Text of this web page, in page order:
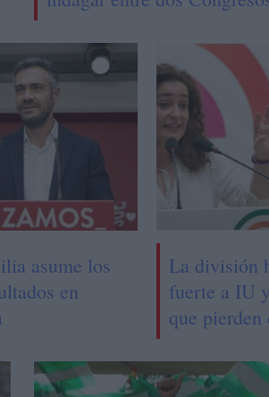
asume los
en
La división
fuerte a IU
que pierden